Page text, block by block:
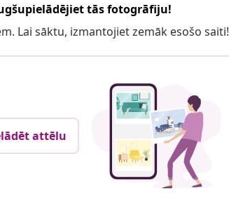
tās fotogrāfiju!
Lai sāktu, izmantojiet zemāk esošo saiti!
attēlu